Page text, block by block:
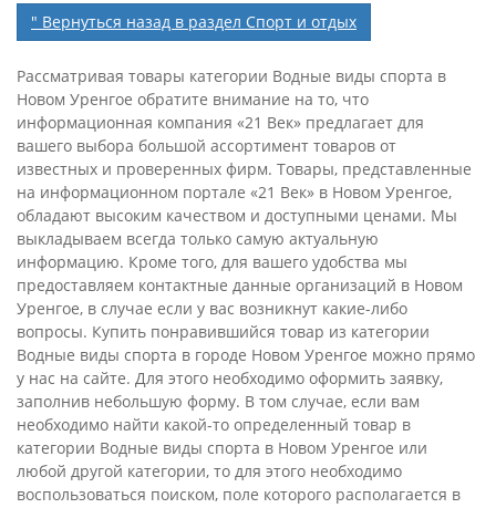
" Вернуться назад в раздел Спорт и отдых
Рассматривая товары категории Водные виды спорта в
Новом Уренгое обратите внимание на то, что
информационная компания «21 Век» предлагает для
вашего выбора большой ассортимент товаров от
известных и проверенных фирм. Товары, представленные
на информационном портале «21 Век» в Новом Уренгое,
обладают высоким качеством и доступными ценами. Мы
выкладываем всегда только самую актуальную
информацию. Кроме того, для вашего удобства мы
предоставляем контактные данные организаций в Новом
Уренгое, в случае если у вас возникнут какие-либо
вопросы. Купить понравившийся товар из категории
Водные виды спорта в городе Новом Уренгое можно прямо
у нас на сайте. Для этого необходимо оформить заявку,
заполнив небольшую форму. В том случае, если вам
необходимо найти какой-то определенный товар в
категории Водные виды спорта в Новом Уренгое или
любой другой категории, то для этого необходимо
воспользоваться поиском, поле которого располагается в